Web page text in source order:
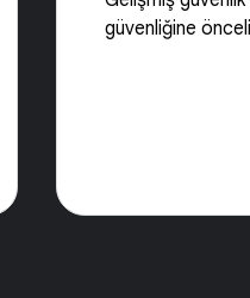
güvenliğine